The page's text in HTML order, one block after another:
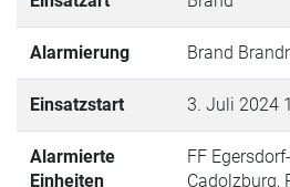
Alarmierung Brand
Einsatzstart 3. Juli 2024
Alarmierte
Einheiten
FF
Cadolzburg,